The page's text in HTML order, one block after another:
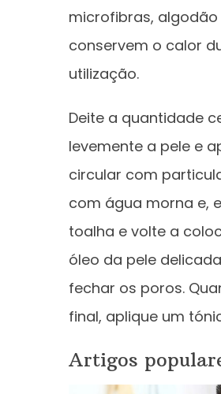
microfibras,
conservem o calor
utilização.
Deite a quantidade
levemente a pele e
circular com
com água morna e,
toalha e volte a
óleo da pele
fechar os poros.
final, aplique um
Artigos